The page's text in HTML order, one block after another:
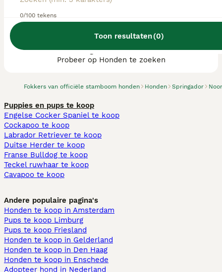
0/100 tekens
Toon resultaten(0)
Fokkers van officiële stamboom honden Honden Springador
We hebben 0 Springador fokkers, Goirle
gevonden.
Probeer op Honden te zoeken
Puppies en pups te koop
Engelse Cocker Spaniel te koop
Cockapoo te koop
Labrador Retriever te koop
Duitse Herder te koop
Franse Bulldog te koop
Teckel ruwhaar te koop
Cavapoo te koop
Andere populaire pagina's
Honden te koop in Amsterdam
Pups te koop Limburg​
Pups te koop Friesland​
Honden te koop in Gelderland
Honden te koop in Den Haag
Honden te koop in Enschede
Adopteer hond in Nederland